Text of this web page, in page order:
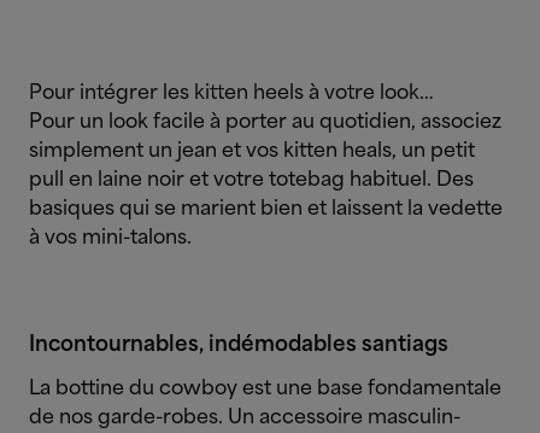
Pour intégrer les kitten heels à votre look…
Pour un look facile à porter au quotidien, associez
simplement un jean et vos kitten heals, un petit
pull en laine noir et votre totebag habituel. Des
basiques qui se marient bien et laissent la vedette
à vos mini-talons.
Incontournables, indémodables santiags
La bottine du cowboy est une base fondamentale
de nos garde-robes. Un accessoire masculin-